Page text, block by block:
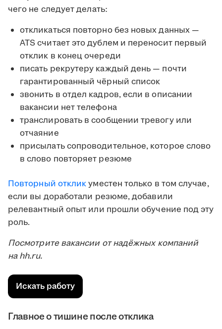
чего не следует делать:
откликаться повторно без новых данных —
ATS считает это дублем и переносит первый
отклик в конец очереди
писать рекрутеру каждый день — почти
гарантированный чёрный список
звонить в отдел кадров, если в описании
вакансии нет телефона
транслировать в сообщении тревогу или
отчаяние
присылать сопроводительное, которое слово
в слово повторяет резюме
Повторный откликуместен только в том случае,
если вы доработали резюме, добавили
релевантный опыт или прошли обучение под эту
роль.
Посмотрите вакансии от надёжных компаний
на hh.ru.
Искать работу
Главное о тишине после отклика